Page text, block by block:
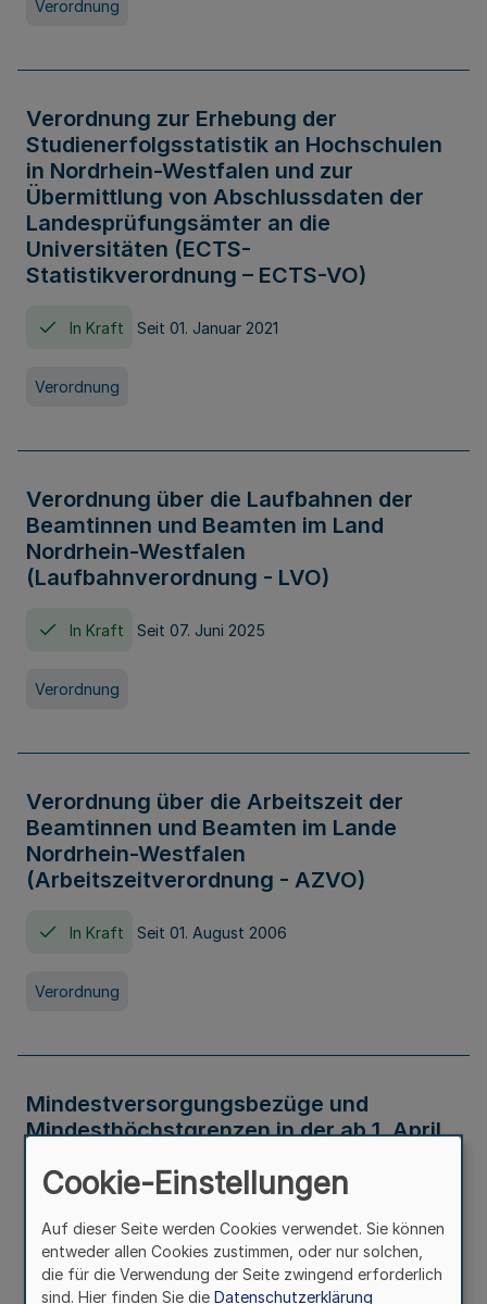
Verordnung
Verordnung zur Erhebung der
Studienerfolgsstatistik an Hochschulen
in Nordrhein-Westfalen und zur
Übermittlung von Abschlussdaten der
Landesprüfungsämter an die
Universitäten (ECTS-
Statistikverordnung – ECTS-VO)
In Kraft Seit 01. Januar 2021
Verordnung
Verordnung über die Laufbahnen der
Beamtinnen und Beamten im Land
Nordrhein-Westfalen
(Laufbahnverordnung - LVO)
In Kraft Seit 07. Juni 2025
Verordnung
Verordnung über die Arbeitszeit der
Beamtinnen und Beamten im Lande
Nordrhein-Westfalen
(Arbeitszeitverordnung - AZVO)
In Kraft Seit 01. August 2006
Verordnung
Mindestversorgungsbezüge und
Mindesthöchstgrenzen in der ab 1. April
Verwaltungsvorschrift
Cookie-Einstellungen
Auf dieser Seite werden Cookies verwendet. Sie können
entweder allen Cookies zustimmen, oder nur solchen,
die für die Verwendung der Seite zwingend erforderlich
sind. Hier finden Sie die Datenschutzerklärung